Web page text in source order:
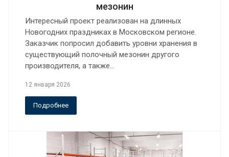
мезонин
Интересный проект реализован на длинных
Новогодних праздниках в Московском регионе.
Заказчик попросил добавить уровни хранения в
существующий полочный мезонин другого
производителя, а также…
12 января 2026
Подробнее